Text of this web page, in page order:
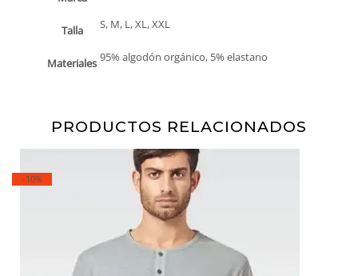
Talla S, M, L, XL, XXL
Materiales 95% algodón orgánico, 5% elastano
PRODUCTOS RELACIONADOS
-10%